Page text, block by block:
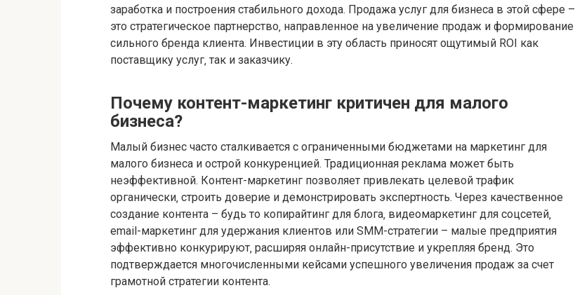
заработка и построения стабильного дохода. Продажа услуг для бизнеса в этой сфере –
это стратегическое партнерство‚ направленное на увеличение продаж и формирование
сильного бренда клиента. Инвестиции в эту область приносят ощутимый ROI как
поставщику услуг‚ так и заказчику.
Почему контент-маркетинг критичен для малого
бизнеса?
Малый бизнес часто сталкивается с ограниченными бюджетами на маркетинг для
малого бизнеса и острой конкуренцией. Традиционная реклама может быть
неэффективной. Контент-маркетинг позволяет привлекать целевой трафик
органически‚ строить доверие и демонстрировать экспертность. Через качественное
создание контента – будь то копирайтинг для блога‚ видеомаркетинг для соцсетей‚
email-маркетинг для удержания клиентов или SMM-стратегии – малые предприятия
эффективно конкурируют‚ расширяя онлайн-присутствие и укрепляя бренд. Это
подтверждается многочисленными кейсами успешного увеличения продаж за счет
грамотной стратегии контента.